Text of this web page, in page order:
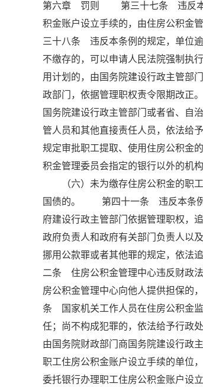
第六章 罚则 第三十七条 违反本条
积金账户设立手续的，由住房公积
三十八条 违反本条例的规定，单位
不缴存的，可以申请人民法院强制
用计划的，由国务院建设行政主管部
政部门，依据管理职权责令限期改
国务院建设行政主管部门或者省、自
管人员和其他直接责任人员，依法
规定审批职工提取、使用住房公积
积金管理委员会指定的银行以外的
（六）未为缴存住房公积金的职
国债的。 第四十一条 违反本条例
府建设行政主管部门依据管理职权，
政府负责人和政府有关部门负责人以
挪用公款罪或者其他罪的规定，依
二条 住房公积金管理中心违反财
房公积金管理中心向他人提供担保
条 国家机关工作人员在住房公积金
任；尚不构成犯罪的，依法给予行
由国务院财政部门商国务院建设行
职工住房公积金账户设立手续的单位
委托银行办理职工住房公积金账户